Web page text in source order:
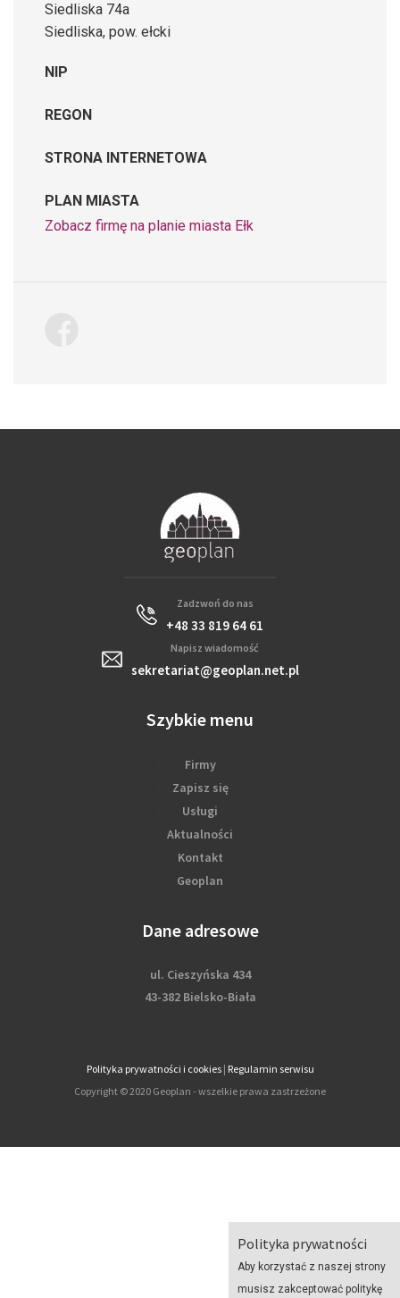
Polityka prywatności
Aby korzystać z naszej strony
musisz zakceptować politykę
Siedliska 74a
Siedliska, pow. ełcki
NIP
REGON
STRONA INTERNETOWA
PLAN MIASTA
Zobacz firmę na planie miasta Ełk
Zadzwoń do nas
+48 33 819 64 61
Napisz wiadomość
sekretariat@geoplan.net.pl
Szybkie menu
Firmy
Zapisz się
Usługi
Aktualności
Kontakt
Geoplan
Dane adresowe
ul. Cieszyńska 434
43-382 Bielsko-Biała
Polityka prywatności i cookies| Regulamin serwisu
Copyright © 2020 Geoplan - wszelkie prawa zastrzeżone